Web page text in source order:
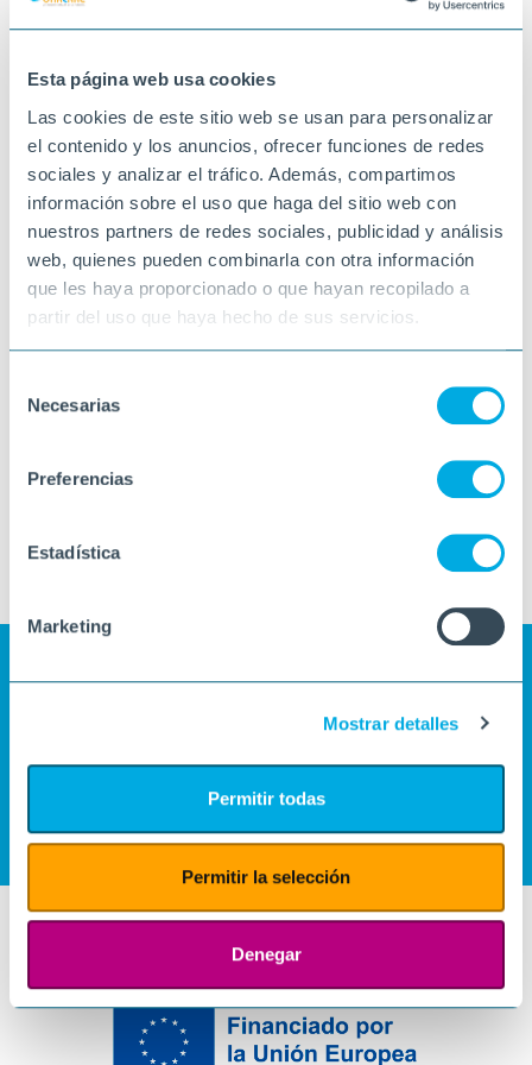
Esta página web usa cookies
Las cookies de este sitio web se usan para personalizar
el contenido y los anuncios, ofrecer funciones de redes
sociales y analizar el tráfico. Además, compartimos
información sobre el uso que haga del sitio web con
nuestros partners de redes sociales, publicidad y análisis
web, quienes pueden combinarla con otra información
que les haya proporcionado o que hayan recopilado a
partir del uso que haya hecho de sus servicios.
Necesarias
Preferencias
Estadística
Marketing
Mostrar detalles
Permitir todas
Permitir la selección
Denegar
preparar gofres... no els havíem provat mai i
van sortir boníssims!!!
14-01-2025